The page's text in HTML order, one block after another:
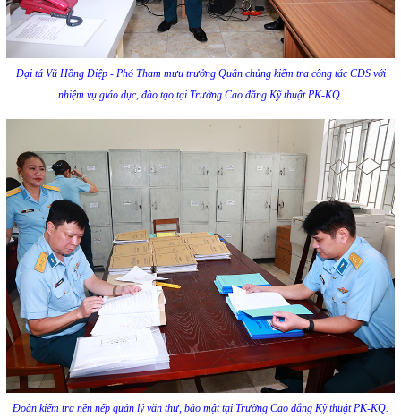
Đại tá Vũ Hồng Điệp - Phó Tham mưu trưởng Quân chủng kiểm tra công tác CĐS với
nhiệm vụ giáo dục, đào tạo tại Trường Cao đẳng Kỹ thuật PK-KQ.
Đoàn kiểm tra nền nếp quản lý văn thư, bảo mật tại Trường Cao đẳng Kỹ thuật PK-KQ.